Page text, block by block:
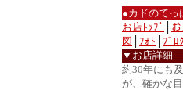
●カドのて
お店ﾄｯﾌﾟ
図
ﾌｫﾄ
ﾌﾞﾛ
▼お店詳細
約30年にも
が、確かな